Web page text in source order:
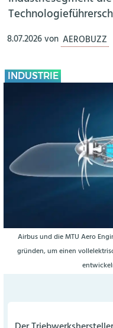
8.07.2026von AEROBUZZ
INDUSTRIE
Airbus und die MTU Aero
gründen, um einen